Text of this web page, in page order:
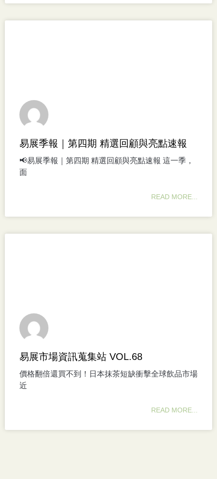
易展季報｜第四期 精選回顧與亮點速報
📢易展季報｜第四期 精選回顧與亮點速報 這一季，
面
READ MORE...
易展市場資訊蒐集站 VOL.68
價格翻倍還買不到！日本抹茶短缺衝擊全球飲品市場
近
READ MORE...